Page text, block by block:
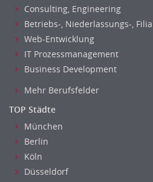
Medizintechnik
Optiker, Akustiker
Brandschutz
Prozessmanagement
Qualitätsmanagement
Technische Dokumentation
Technischer Systemplaner,
Veranstaltungstechnik
Verfahrenstechnik
Vertriebsingenieur
Wirtschaftsingenieur
Consulting, Engineering
Betriebs-, Niederlassungs-,
Web-Entwicklung
IT Prozessmanagement
Business Development
Mehr Berufsfelder
TOP Städte
München
Berlin
Köln
Düsseldorf